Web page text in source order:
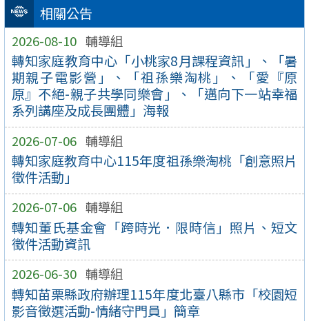
相關公告
2026-08-10 輔導組
轉知家庭教育中心「小桃家8月課程資訊」、「暑
期親子電影營」、「祖孫樂淘桃」、「愛『原
原』不絕-親子共學同樂會」、「邁向下一站幸福
系列講座及成長團體」海報
2026-07-06 輔導組
轉知家庭教育中心115年度祖孫樂淘桃「創意照片
徵件活動」
2026-07-06 輔導組
轉知董氏基金會「跨時光．限時信」照片、短文
徵件活動資訊
2026-06-30 輔導組
轉知苗栗縣政府辦理115年度北臺八縣市「校園短
影音徵選活動-情緒守門員」簡章